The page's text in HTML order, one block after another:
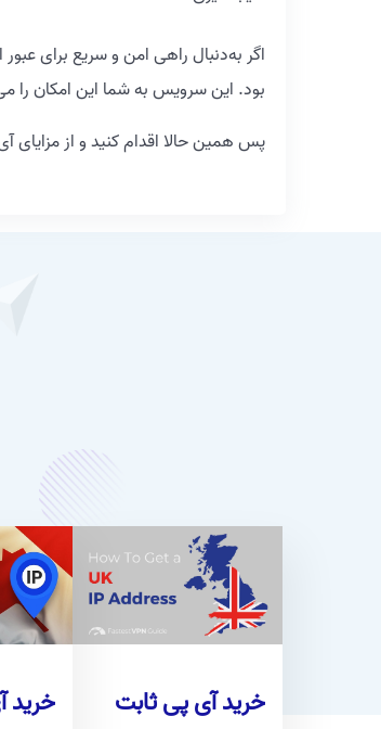
اگر به‌دنبال راهی امن و سریع برای
بود. این سرویس به شما این امکان را
پس همین حالا اقدام کنید و از مزایای
خرید آی پی ثابت
خرید